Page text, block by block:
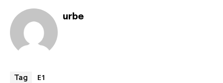
urbe
Tag E1